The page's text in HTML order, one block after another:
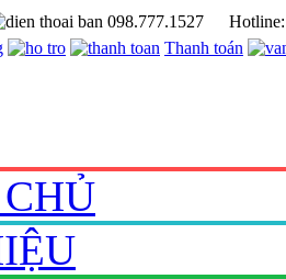
098.777.1527
Thanh toán